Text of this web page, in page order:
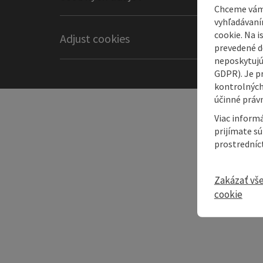
Adjust cookies
Chceme
cookie. Na
prevedené
GDPR). Je
účinné
Viac
prijímate
Zakázať
cookie